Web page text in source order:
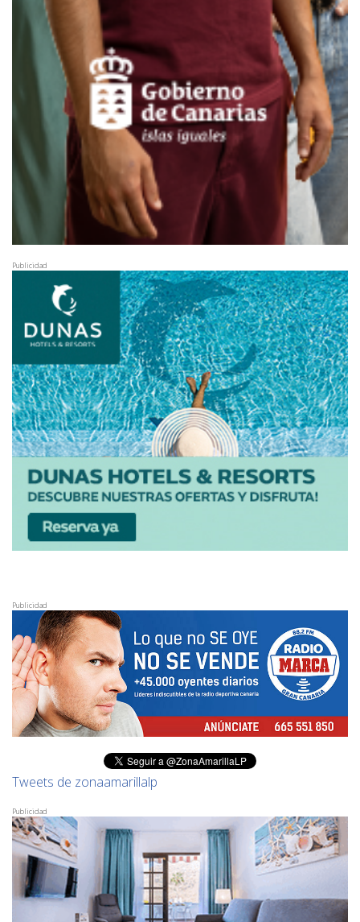
Publicidad
Publicidad
Tweets de zonaamarillalp
Publicidad